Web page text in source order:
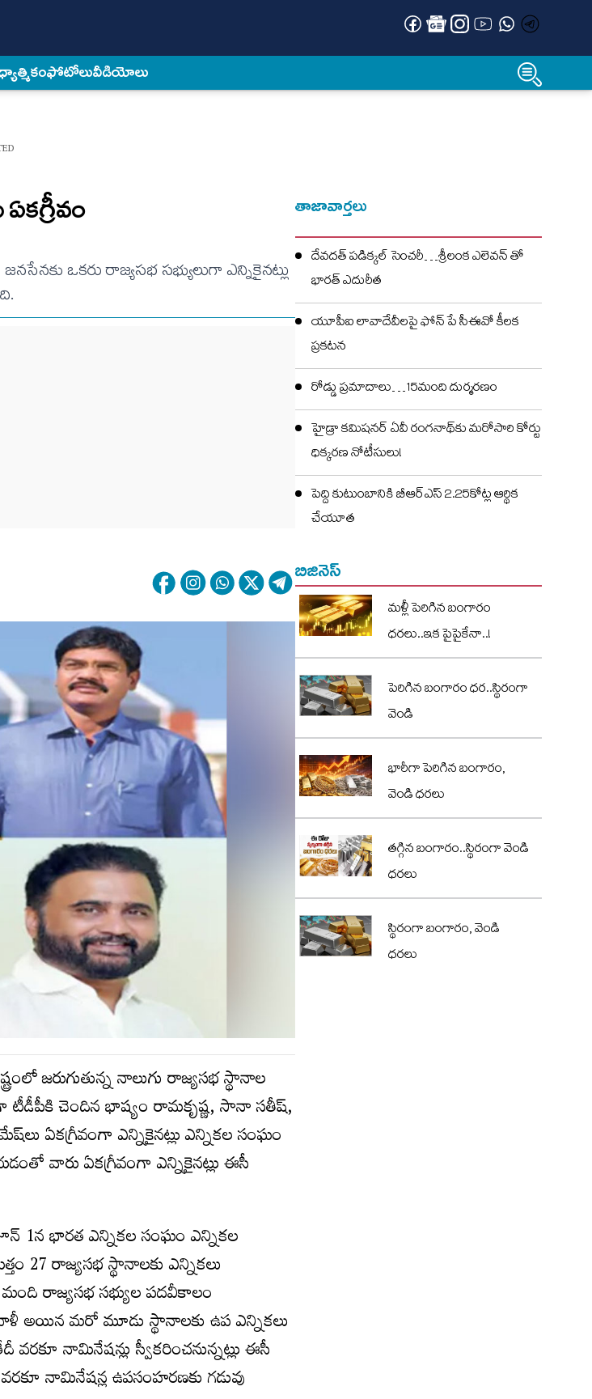
ఫోటోలువీడియోలు
ఒకరు రాజ్యసభ సభ్యులుగా ఎన్నికైనట్లు
జరుగుతున్న నాలుగు రాజ్యసభ స్థానాల
టీడీపీకి చెందిన భాష్యం రామకృష్ణ, సానా సతీష్‌,
ఏకగ్రీవంగా ఎన్నికైనట్లు ఎన్నికల సంఘం
వారు ఏకగ్రీవంగా ఎన్నికైనట్లు ఈసీ
1న భారత ఎన్నికల సంఘం ఎన్నికల
27 రాజ్యసభ స్థానాలకు ఎన్నికలు
రాజ్యసభ సభ్యుల పదవీకాలం
అయిన మరో మూడు స్థానాలకు ఉప ఎన్నికలు
నామినేషన్లు స్వీకరించనున్నట్లు ఈసీ
నామినేషన్ల ఉపసంహరణకు గడువు
తాజావార్తలు
దేవదత్ పడిక్కల్‌ సెంచరీ…శ్రీలంక ఎలెవన్ తో
భారత్ ఎదురీత
యూపీఐ లావాదేవీలపై ఫోన్ పే సీఈవో కీలక
ప్రకటన
రోడ్డు ప్రమాదాలు…15మంది దుర్మరణం
హైడ్రా కమిషనర్ ఏవీ రంగనాథ్‌కు మరోసారి కోర్టు
ధిక్కరణ నోటీసులు!
పెద్ది కుటుంబానికి బీఆర్ఎస్ 2.25కోట్ల ఆర్థిక
చేయూత
బిజినెస్
మళ్లీ పెరిగిన బంగారం
ధరలు..ఇక పైపైకేనా..!
పెరిగిన బంగారం ధర..స్థిరంగా
వెండి
భారీగా పెరిగిన బంగారం,
వెండి ధరలు
తగ్గిన బంగారం..స్థిరంగా వెండి
ధరలు
స్థిరంగా బంగారం, వెండి
ధరలు